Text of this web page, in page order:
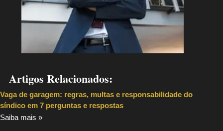
Artigos Relacionados:
Vaga de garagem: regras, multas e responsabilidade do
síndico em 7 perguntas e respostas
Saiba mais »